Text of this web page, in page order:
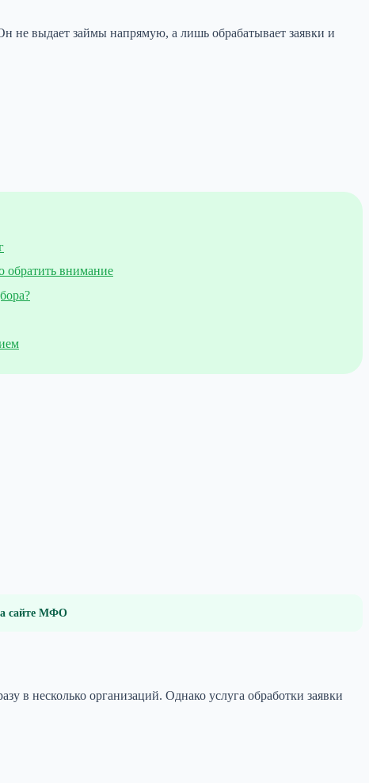
выдает займы напрямую, а лишь обрабатывает заявки и
обратить внимание
сайте МФО
в несколько организаций. Однако услуга обработки заявки